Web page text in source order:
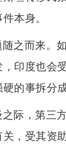
本身。
之而来。
印度也会
的事拆分
际，第三
，受其资